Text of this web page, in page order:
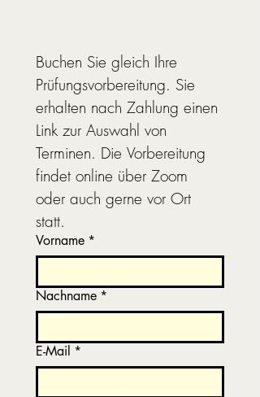
Buchen Sie gleich Ihre
Prüfungsvorbereitung. Sie
erhalten nach Zahlung einen
Link zur Auswahl von
Terminen. Die Vorbereitung
findet online über Zoom
oder auch gerne vor Ort
statt.
Vorname *
Nachname *
E-Mail *